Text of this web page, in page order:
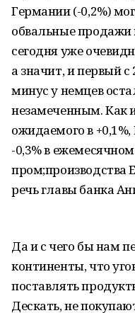
Германии (-0,2%)
обвальные продажи
сегодня уже
а значит, и первый
минус у немцев
незамеченным. Как
ожидаемого в
-0,3% в
пром;производства
речь главы банка
Да и с чего бы нам
континенты, что
поставлять
Дескать, не